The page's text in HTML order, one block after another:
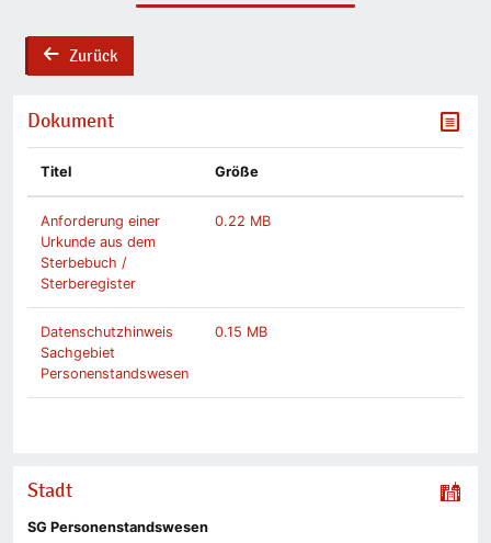
backZurück
Dokument
Titel Größe
Anforderung einer
Urkunde aus dem
Sterbebuch /
Sterberegister
0.22 MB
Datenschutzhinweis
Sachgebiet
Personenstandswesen
0.15 MB
Stadt
SG Personenstandswesen